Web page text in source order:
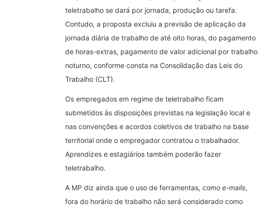
teletrabalho se dará por jornada, produção ou tarefa.
Contudo, a proposta excluiu a previsão de aplicação da
jornada diária de trabalho de até oito horas, do pagamento
de horas-extras, pagamento de valor adicional por trabalho
noturno, conforme consta na Consolidação das Leis do
Trabalho (CLT).
Os empregados em regime de teletrabalho ficam
submetidos às disposições previstas na legislação local e
nas convenções e acordos coletivos de trabalho na base
territorial onde o empregador contratou o trabalhador.
Aprendizes e estagiários também poderão fazer
teletrabalho.
A MP diz ainda que o uso de ferramentas, como e-mails,
fora do horário de trabalho não será considerado como